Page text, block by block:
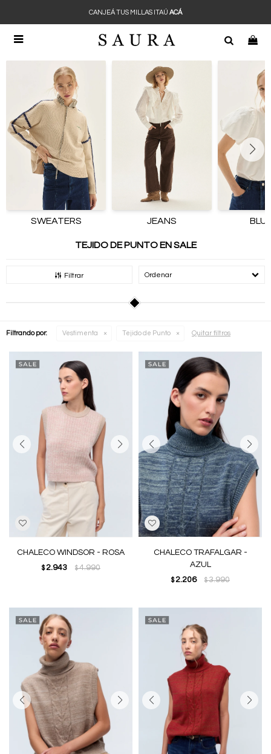

CANJEÁ TUS MILLAS ITAÚ ACÁ
SWEATERS JEANS
TEJIDO DE PUNTO EN SALE
Filtrar Recomendados
Filtrando por: Vestimenta Tejido de Punto Quitar filtros
CHALECO WINDSOR - ROSA
$ 2.943 $4.990
CHALECO TRAFALGAR -
AZUL
$ 2.206 $3.990